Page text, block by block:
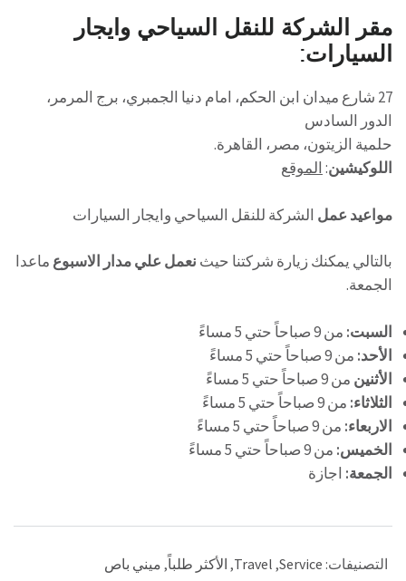
مقر الشركة للنقل السياحي وايجار
السيارات:
27 شارع ميدان ابن الحكم، امام دنيا الجمبري، برج المرمر،
الدور السادس
حلمية الزيتون، مصر، القاهرة.
اللوكيشين: الموقع
مواعيد عمل الشركة للنقل السياحي وايجار السيارات
بالتالي يمكنك زيارة شركتنا حيث نعمل علي مدار الاسبوع ماعدا
الجمعة.
السبت: من 9 صباحاً حتي 5 مساءً
الأحد: من 9 صباحاً حتي 5 مساءً
الأثنين من 9 صباحاً حتي 5 مساءً
الثلاثاء: من 9 صباحاً حتي 5 مساءً
الاربعاء: من 9 صباحاً حتي 5 مساءً
الخميس: من 9 صباحاً حتي 5 مساءً
الجمعة: اجازة
التصنيفات: Service
,
Travel
, الأكثر طلباً, ميني باص